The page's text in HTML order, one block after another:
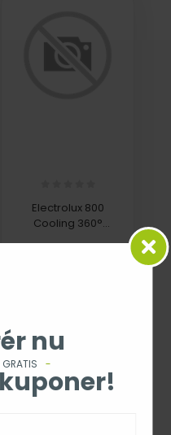
nu
Electrolux 800
Cooling 360°